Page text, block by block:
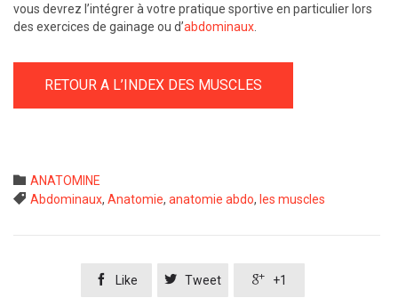
vous devrez l’intégrer à votre pratique sportive en particulier lors
des exercices de gainage ou d’abdominaux.
RETOUR A L’INDEX DES MUSCLES
 Category
ANATOMINE
 Tags
Abdominaux, Anatomie, anatomie abdo, les muscles
 Like  Tweet  +1